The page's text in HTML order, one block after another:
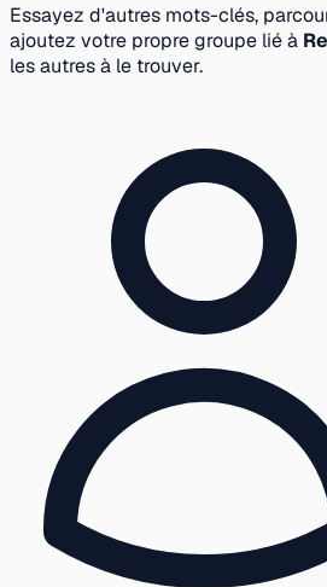
Essayez d'autres mots-clés,
ajoutez votre propre groupe lié à
les autres à le trouver.